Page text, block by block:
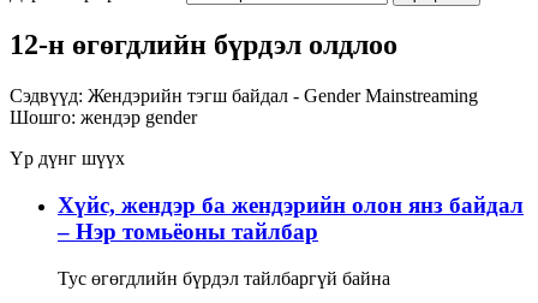
12-н өгөгдлийн бүрдэл олдлоо
Сэдвүүд: Жендэрийн тэгш байдал - Gender Mainstreaming
Шошго: жендэр gender
Үр дүнг шүүх
Хүйс, жендэр ба жендэрийн олон янз байдал
– Нэр томьёоны тайлбар
Тус өгөгдлийн бүрдэл тайлбаргүй байна